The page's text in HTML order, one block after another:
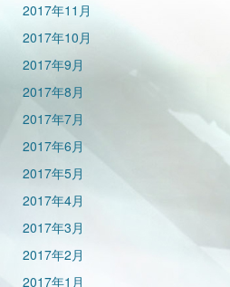
2017年11月
2017年10月
2017年9月
2017年8月
2017年7月
2017年6月
2017年5月
2017年4月
2017年3月
2017年2月
2017年1月